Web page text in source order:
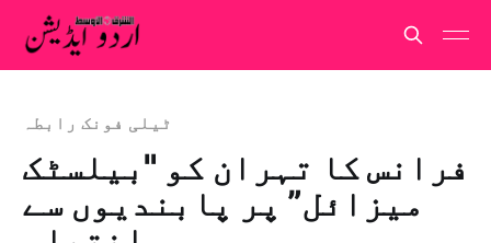
ٹیلی فونک رابطہ
فرانس کا تہران کو "بیلسٹک
میزائل” پر پابندیوں سے